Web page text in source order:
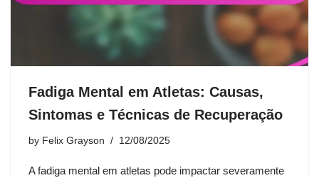
Fadiga Mental em Atletas: Causas,
Sintomas e Técnicas de Recuperação
by Felix Grayson 12/08/2025
A fadiga mental em atletas pode impactar severamente